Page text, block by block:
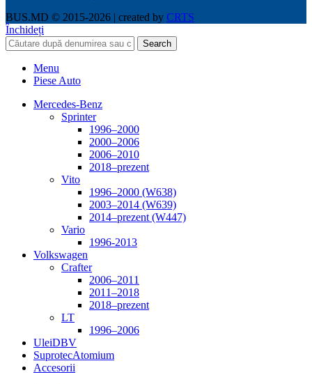
BUS.MD © 2015-2026 | created by CRTS
Închideți
Search
Menu
Piese Auto
Mercedes-Benz
Sprinter
1996–2000
2000–2006
2006–2010
2018–prezent
Vito
1996–2000 (W638)
2003–2014 (W639)
2014–prezent (W447)
Vario
1996-2013
Volkswagen
Crafter
2006–2011
2011–2018
2018–prezent
LT
1996–2006
UleiDBV
SuprotecAtomium
Accesorii